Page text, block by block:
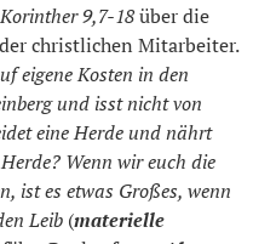
9,7-18über die
christlichen Mitarbeiter.
eigene Kosten in den
und isst nicht von
eine Herde und nährt
Wenn wir euch die
ist es etwas Großes, wenn
Leib (materielle